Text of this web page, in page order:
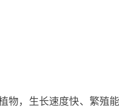
，生长速度快、繁殖